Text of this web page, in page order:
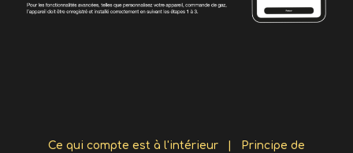
Ce qui compte est à l'intérieur Principe de